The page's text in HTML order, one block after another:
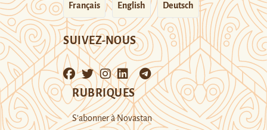
Français English Deutsch
SUIVEZ-NOUS
RUBRIQUES
S’abonner à Novastan